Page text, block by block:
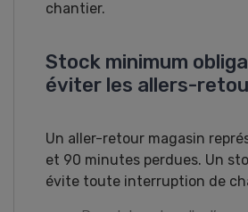
chantier.
Stock minimum
éviter les allers-
Un aller-retour magasin
et 90 minutes perdues. Un
évite toute interruption de